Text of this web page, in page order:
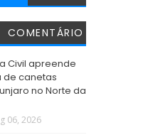
COMENTÁRIO
Civil apreende
de canetas
no Norte da
06, 2026